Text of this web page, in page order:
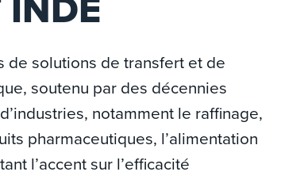
de solutions de transfert et de
soutenu par des décennies
notamment le raffinage,
pharmaceutiques, l’alimentation
l’accent sur l’efficacité